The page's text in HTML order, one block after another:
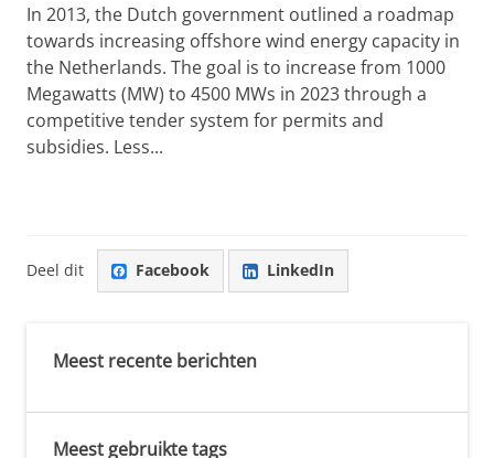
In 2013, the Dutch government outlined a roadmap
towards increasing offshore wind energy capacity in
the Netherlands. The goal is to increase from 1000
Megawatts (MW) to 4500 MWs in 2023 through a
competitive tender system for permits and
subsidies. Less...
Deel dit Facebook LinkedIn
Meest recente berichten
Meest gebruikte tags